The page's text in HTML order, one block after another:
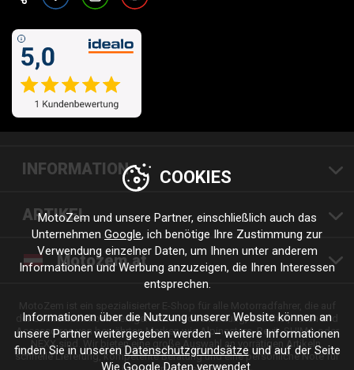
INFORMATION
ARTIKEL
Motozem.at
der Suche nach hochwertiger Motorradbekleidung, Zubehör, Teilen und
Accessoires von bewährten Marken wie Alpinestars, Revit, SHIMA oder
NEXX sind. Wir bieten eine große Auswahl an vorrätigen Artikeln,
schnelle Lieferung, kompetente Beratung und eine persönliche Note für
COOKIES
MotoZem und unsere Partner, einschließlich auch das
Unternehmen Google, ich benötige Ihre Zustimmung zur
Verwendung einzelner Daten, um Ihnen unter anderem
Informationen und Werbung anzuzeigen, die Ihren Interessen
entsprechen.
Informationen über die Nutzung unserer Website können an
unsere Partner weitergegeben werden – weitere Informationen
finden Sie in unseren Datenschutzgrundsätze und auf der Seite
Wie Google Daten verwendet